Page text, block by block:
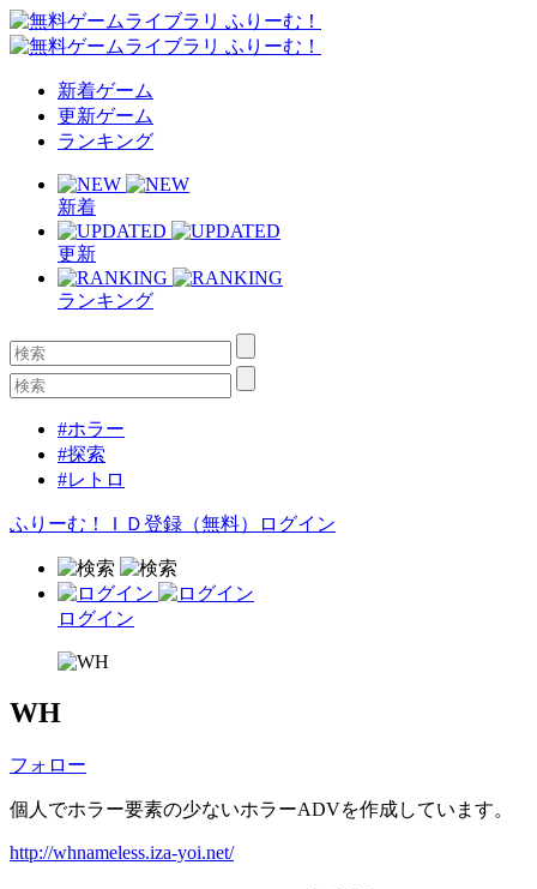
新着ゲーム
更新ゲーム
ランキング
新着
更新
ランキング
#ホラー
#探索
#レトロ
ふりーむ！ＩＤ登録（無料） ログイン
ログイン
WH
フォロー
個人でホラー要素の少ないホラーADVを作成しています。
http://whnameless.iza-yoi.net/